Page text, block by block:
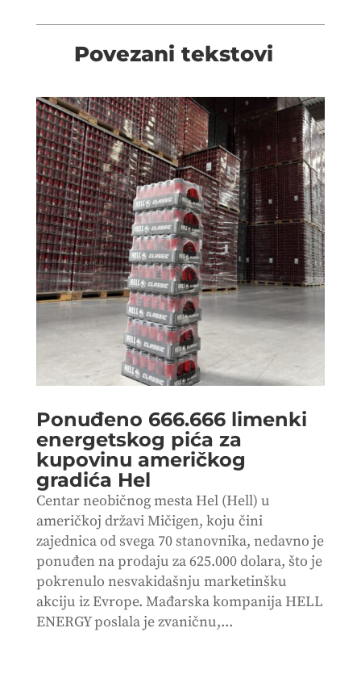
Povezani tekstovi
Ponuđeno 666.666 limenki
energetskog pića za
kupovinu američkog
gradića Hel
Centar neobičnog mesta Hel (Hell) u
američkoj državi Mičigen, koju čini
zajednica od svega 70 stanovnika, nedavno je
ponuđen na prodaju za 625.000 dolara, što je
pokrenulo nesvakidašnju marketinšku
akciju iz Evrope. Mađarska kompanija HELL
ENERGY poslala je zvaničnu,...